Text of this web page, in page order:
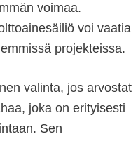
voimaa.
voi vaatia
projekteissa.
valinta, jos arvostat
joka on erityisesti
Sen